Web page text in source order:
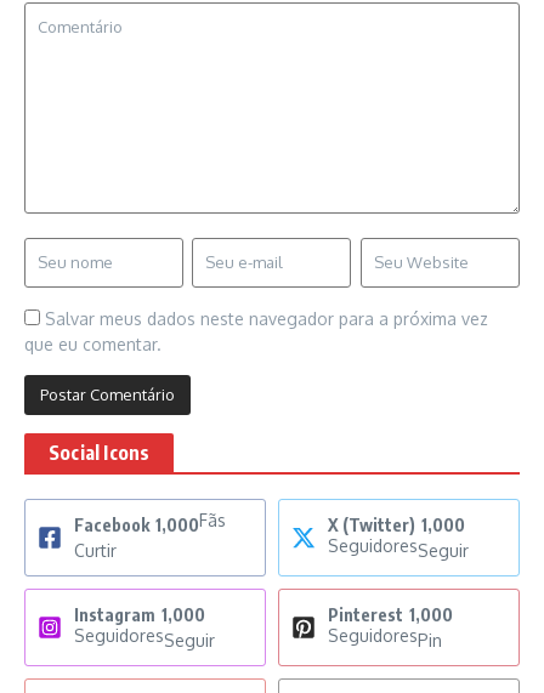
Salvar meus dados neste navegador para a próxima vez
que eu comentar.
Social Icons
Facebook 1,000Fãs
Curtir
X (Twitter) 1,000
SeguidoresSeguir
Instagram 1,000
SeguidoresSeguir
Pinterest 1,000
SeguidoresPin